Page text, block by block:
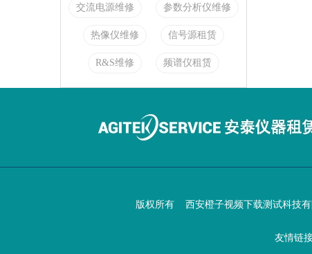
交流电源维修 参数分析仪维修
热像仪维修 信号源租赁
R&S维修 频谱仪租赁
版权所有 西安橙子视频下载测试科技
友情链